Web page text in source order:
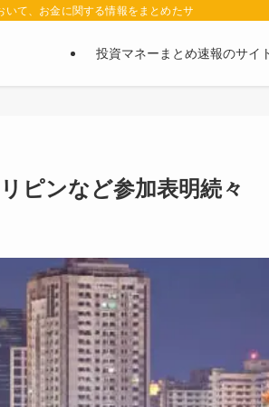
て、お金に関する情報をまとめたサイトです。お
投資マネーまとめ速報のサイ
ピンなど参加表明続々